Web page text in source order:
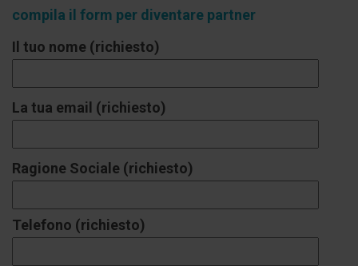
compila il form per diventare partner
Il tuo nome (richiesto)
La tua email (richiesto)
Ragione Sociale (richiesto)
Telefono (richiesto)